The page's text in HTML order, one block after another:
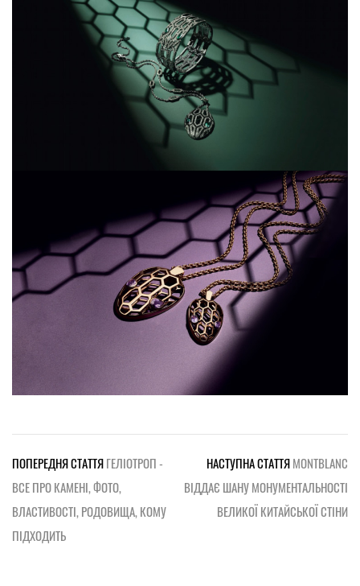
ПОПЕРЕДНЯ СТАТТЯГЕЛІОТРОП -
ВСЕ ПРО КАМЕНІ, ФОТО,
ВЛАСТИВОСТІ, РОДОВИЩА, КОМУ
ПІДХОДИТЬ
НАСТУПНА СТАТТЯMONTBLANC
ВІДДАЄ ШАНУ МОНУМЕНТАЛЬНОСТІ
ВЕЛИКОЇ КИТАЙСЬКОЇ СТІНИ